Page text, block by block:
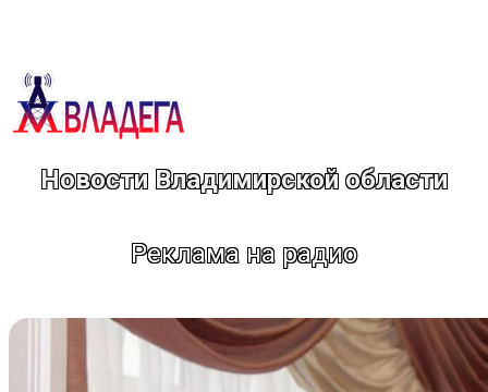
Новости Владимирской области
Реклама на радио